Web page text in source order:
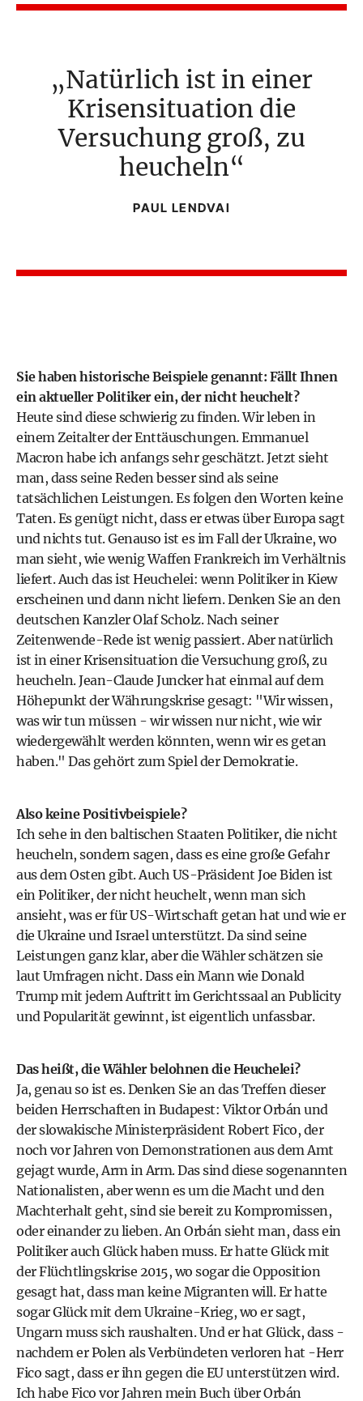
Natürlich ist in einer
Krisensituation die
Versuchung groß, zu
heucheln
PAUL LENDVAI
Sie haben historische Beispiele genannt: Fällt Ihnen
ein aktueller Politiker ein, der nicht heuchelt?
Heute sind diese schwierig zu finden. Wir leben in
einem Zeitalter der Enttäuschungen. Emmanuel
Macron habe ich anfangs sehr geschätzt. Jetzt sieht
man, dass seine Reden besser sind als seine
tatsächlichen Leistungen. Es folgen den Worten keine
Taten. Es genügt nicht, dass er etwas über Europa sagt
und nichts tut. Genauso ist es im Fall der Ukraine, wo
man sieht, wie wenig Waffen Frankreich im Verhältnis
liefert. Auch das ist Heuchelei: wenn Politiker in Kiew
erscheinen und dann nicht liefern. Denken Sie an den
deutschen Kanzler Olaf Scholz. Nach seiner
Zeitenwende-Rede ist wenig passiert. Aber natürlich
ist in einer Krisensituation die Versuchung groß, zu
heucheln. Jean-Claude Juncker hat einmal auf dem
Höhepunkt der Währungskrise gesagt: "Wir wissen,
was wir tun müssen - wir wissen nur nicht, wie wir
wiedergewählt werden könnten, wenn wir es getan
haben." Das gehört zum Spiel der Demokratie.
Also keine Positivbeispiele?
Ich sehe in den baltischen Staaten Politiker, die nicht
heucheln, sondern sagen, dass es eine große Gefahr
aus dem Osten gibt. Auch US-Präsident Joe Biden ist
ein Politiker, der nicht heuchelt, wenn man sich
ansieht, was er für US-Wirtschaft getan hat und wie er
die Ukraine und Israel unterstützt. Da sind seine
Leistungen ganz klar, aber die Wähler schätzen sie
laut Umfragen nicht. Dass ein Mann wie Donald
Trump mit jedem Auftritt im Gerichtssaal an Publicity
und Popularität gewinnt, ist eigentlich unfassbar.
Das heißt, die Wähler belohnen die Heuchelei?
Ja, genau so ist es. Denken Sie an das Treffen dieser
beiden Herrschaften in Budapest: Viktor Orbán und
der slowakische Ministerpräsident Robert Fico, der
noch vor Jahren von Demonstrationen aus dem Amt
gejagt wurde, Arm in Arm. Das sind diese sogenannten
Nationalisten, aber wenn es um die Macht und den
Machterhalt geht, sind sie bereit zu Kompromissen,
oder einander zu lieben. An Orbán sieht man, dass ein
Politiker auch Glück haben muss. Er hatte Glück mit
der Flüchtlingskrise 2015, wo sogar die Opposition
gesagt hat, dass man keine Migranten will. Er hatte
sogar Glück mit dem Ukraine-Krieg, wo er sagt,
Ungarn muss sich raushalten. Und er hat Glück, dass -
nachdem er Polen als Verbündeten verloren hat -Herr
Fico sagt, dass er ihn gegen die EU unterstützen wird.
Ich habe Fico vor Jahren mein Buch über Orbán